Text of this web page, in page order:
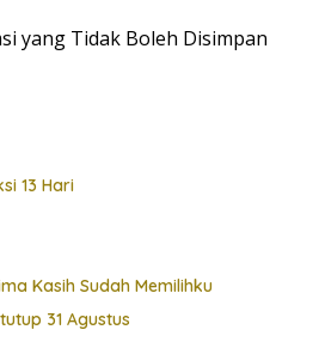
yang Tidak Boleh Disimpan
13 Hari
Kasih Sudah Memilihku
31 Agustus